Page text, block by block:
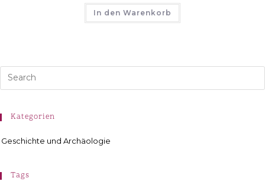
In den Warenkorb
Kategorien
Geschichte und Archäologie
Tags